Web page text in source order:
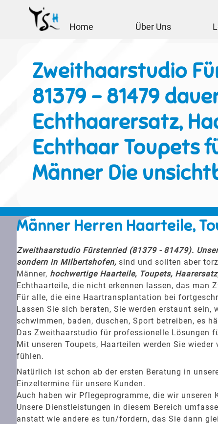
Home Über Uns
Zweithaarstudio
81379 - 81479
Echthaarersatz,
Echthaar Toupets
Männer Die
Männer Herren Haarteile,
Zweithaarstudio Fürstenried (81379 - 81479).
sondern in Milbertshofen,sind und sollten aber
Männer, hochwertige Haarteile, Toupets,
Echthaarteile, die nicht erkennen lassen, das man
Für alle, die eine Haartransplantation bei
Lassen Sie sich beraten, Sie werden erstaunt
schwimmen, baden, duschen, Sport betreiben, es
Das Zweithaarstudio für professionelle Lösungen
Mit unseren Toupets, Haarteilen werden Sie
fühlen.
Natürlich ist schon ab der ersten Beratung in
Einzeltermine für unsere Kunden.
Auch haben wir Pflegeprogramme, die wir unseren
Unsere Dienstleistungen in diesem Bereich
anstatt wie andere es tun/fordern, das Sie dann